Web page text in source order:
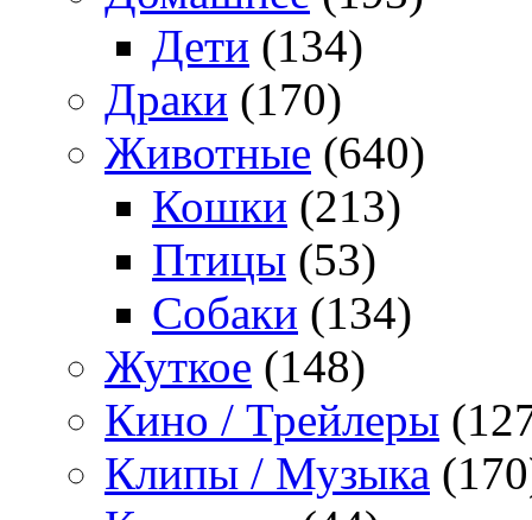
Дети (134)
Драки (170)
Животные (640)
Кошки (213)
Птицы (53)
Собаки (134)
Жуткое (148)
Кино / Трейлеры
Клипы / Музыка